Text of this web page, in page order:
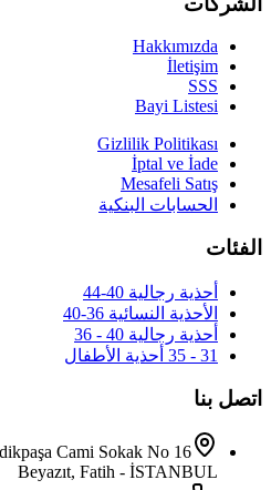
Mimar Hayrettin Mahallesi